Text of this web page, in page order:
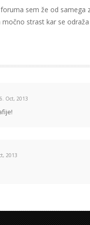
sem že od samega
strast kar se
Oct, 2013
2013